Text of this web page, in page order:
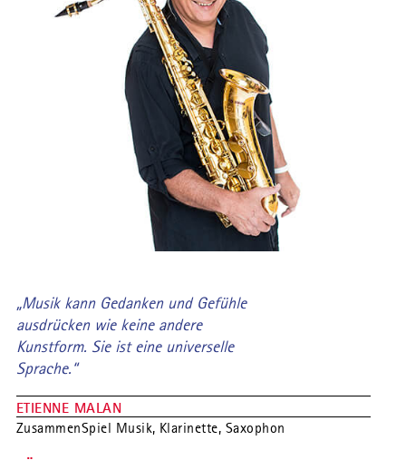
„Musik kann Gedanken und Gefühle
ausdrücken wie keine andere
Kunstform. Sie ist eine universelle
Sprache.“
ETIENNE MALAN
ZusammenSpiel Musik, Klarinette, Saxophon